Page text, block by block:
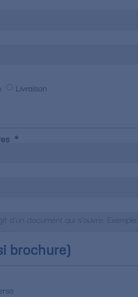
Livraison
brochure)